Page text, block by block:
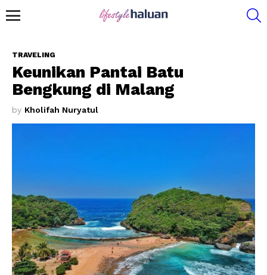
TRAVELING
Keunikan Pantai Batu
Bengkung di Malang
by Kholifah Nuryatul